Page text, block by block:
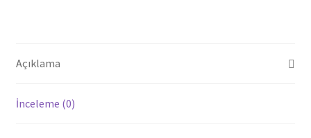
Açıklama
İnceleme (0)